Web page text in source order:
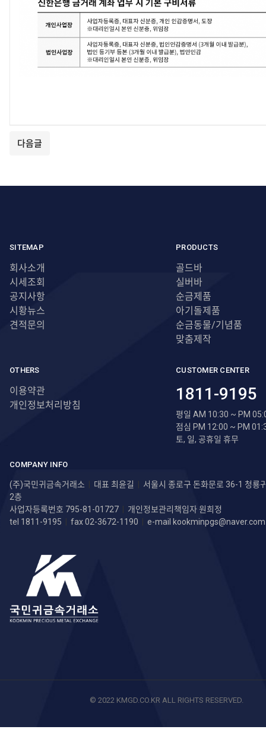
다음글
SITEMAP
회사소개
시세조회
공지사항
시황뉴스
견적문의
PRODUCTS
골드바
실버바
순금제품
아기돌제품
순금동물/기념품
맞춤제작
OTHERS
이용약관
개인정보처리방침
CUSTOMER CENTER
1811-9195
평일 AM 10:30 ~ PM
점심 PM 12:00 ~ PM
토, 일, 공휴일 휴무
COMPANY INFO
(주)국민귀금속거래소 | 대표 최윤길 | 서울시 종로구 돈화문로 36-1 청룡
2층
사업자등록번호 795-81-01727 | 개인정보관리책임자 원희정
tel 1811-9195 | fax 02-3672-1190 | e-mail kookminpgs@naver.com
© 2022 KMGD.CO.KR ALL RIGHTS RESERVED.